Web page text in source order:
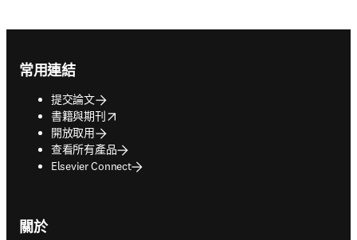
常用連結
提交論文
書籍與期刊
opens in new tab/window
開放取用
查看所有產品
Elsevier Connect
關於